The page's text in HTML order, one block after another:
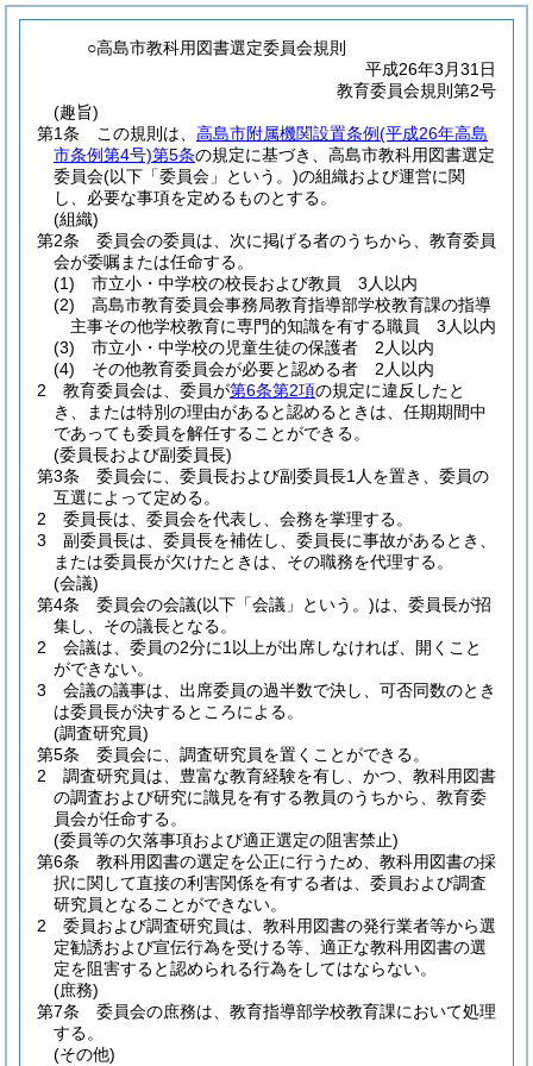
○高島市教科用図書選定委員会規則
平成26年3月31日
教育委員会規則第2号
(趣旨)
第1条
この規則は、 高島市附属機関設置条例(平成26年高島
市条例第4号)第5条の規定に基づき、高島市教科用図書選定
委員会(以下「委員会」という。)の組織および運営に関
し、必要な事項を定めるものとする。
(組織)
第2条
委員会の委員は、次に掲げる者のうちから、教育委員
会が委嘱または任命する。
(1)
市立小・中学校の校長および教員 3人以内
(2)
高島市教育委員会事務局教育指導部学校教育課の指導
主事その他学校教育に専門的知識を有する職員 3人以内
(3)
市立小・中学校の児童生徒の保護者 2人以内
(4)
その他教育委員会が必要と認める者 2人以内
2
教育委員会は、委員が第6条第2項の規定に違反したと
き、または特別の理由があると認めるときは、任期期間中
であっても委員を解任することができる。
(委員長および副委員長)
第3条
委員会に、委員長および副委員長1人を置き、委員の
互選によって定める。
2
委員長は、委員会を代表し、会務を掌理する。
3
副委員長は、委員長を補佐し、委員長に事故があるとき、
または委員長が欠けたときは、その職務を代理する。
(会議)
第4条
委員会の会議(以下「会議」という。)は、委員長が招
集し、その議長となる。
2
会議は、委員の2分に1以上が出席しなければ、開くこと
ができない。
3
会議の議事は、出席委員の過半数で決し、可否同数のとき
は委員長が決するところによる。
(調査研究員)
第5条
委員会に、調査研究員を置くことができる。
2
調査研究員は、豊富な教育経験を有し、かつ、教科用図書
の調査および研究に識見を有する教員のうちから、教育委
員会が任命する。
(委員等の欠落事項および適正選定の阻害禁止)
第6条
教科用図書の選定を公正に行うため、教科用図書の採
択に関して直接の利害関係を有する者は、委員および調査
研究員となることができない。
2
委員および調査研究員は、教科用図書の発行業者等から選
定勧誘および宣伝行為を受ける等、適正な教科用図書の選
定を阻害すると認められる行為をしてはならない。
(庶務)
第7条
委員会の庶務は、教育指導部学校教育課において処理
する。
(その他)